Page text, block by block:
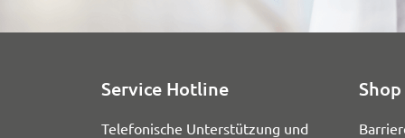
Service Hotline
Telefonische Unterstützung und